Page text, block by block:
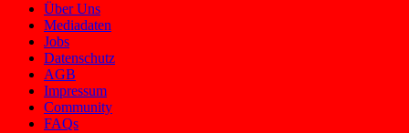
Über Uns
Mediadaten
Jobs
Datenschutz
AGB
Impressum
Community
FAQs